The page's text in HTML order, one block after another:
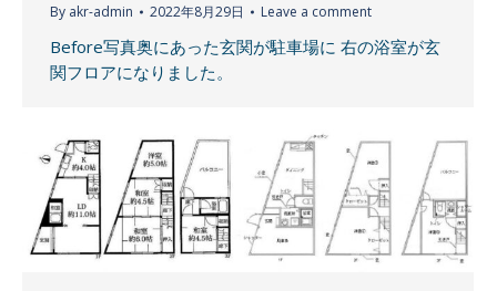
By akr-admin 2022年8月29日 Leave a comment
Before写真奥にあった玄関が駐車場に 右の浴室が玄
関フロアになりました。